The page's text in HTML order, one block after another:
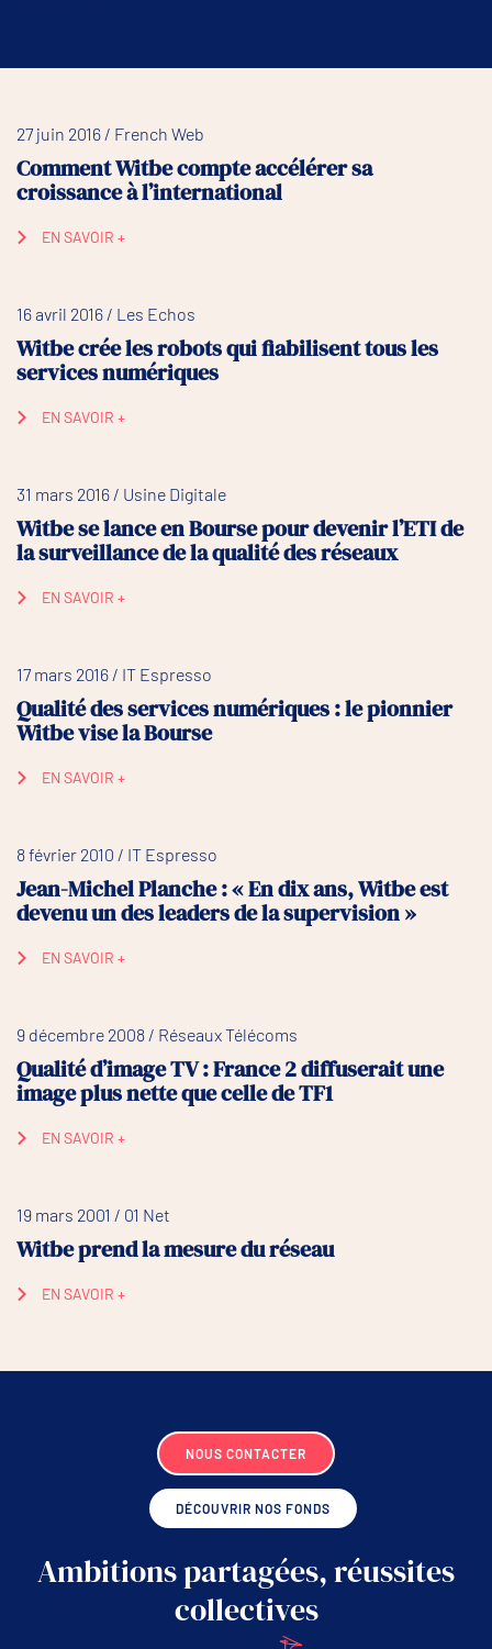
27 juin 2016 / French Web
Comment Witbe compte accélérer sa
croissance à l’international
EN SAVOIR +
16 avril 2016 / Les Echos
Witbe crée les robots qui fiabilisent tous les
services numériques
EN SAVOIR +
31 mars 2016 / Usine Digitale
Witbe se lance en Bourse pour devenir l’ETI de
la surveillance de la qualité des réseaux
EN SAVOIR +
17 mars 2016 / IT Espresso
Qualité des services numériques : le pionnier
Witbe vise la Bourse
EN SAVOIR +
8 février 2010 / IT Espresso
Jean-Michel Planche : « En dix ans, Witbe est
devenu un des leaders de la supervision »
EN SAVOIR +
9 décembre 2008 / Réseaux Télécoms
Qualité d’image TV : France 2 diffuserait une
image plus nette que celle de TF1
EN SAVOIR +
19 mars 2001 / 01 Net
Witbe prend la mesure du réseau
EN SAVOIR +
NOUS CONTACTER
DÉCOUVRIR NOS FONDS
Ambitions partagées, réussites
collectives